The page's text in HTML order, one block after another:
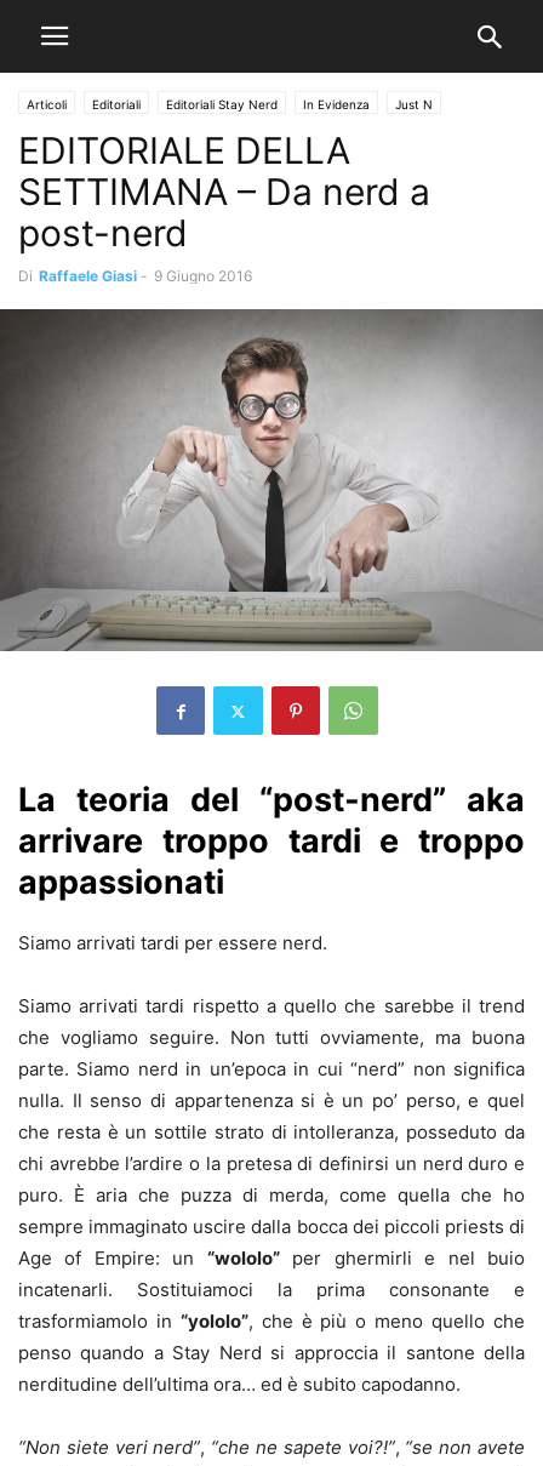
Articoli Editoriali Editoriali Stay Nerd In Evidenza Just N
Nerd Stuff
EDITORIALE DELLA
SETTIMANA – Da nerd a
post-nerd
Di Raffaele Giasi - 9 Giugno 2016
La teoria del “post-nerd” aka
arrivare troppo tardi e troppo
appassionati
Siamo arrivati tardi per essere nerd.
Siamo arrivati tardi rispetto a quello che sarebbe il trend
che vogliamo seguire. Non tutti ovviamente, ma buona
parte. Siamo nerd in un’epoca in cui “nerd” non significa
nulla. Il senso di appartenenza si è un po’ perso, e quel
che resta è un sottile strato di intolleranza, posseduto da
chi avrebbe l’ardire o la pretesa di definirsi un nerd duro e
puro. È aria che puzza di merda, come quella che ho
sempre immaginato uscire dalla bocca dei piccoli priests di
Age of Empire: un “wololo”per ghermirli e nel buio
incatenarli. Sostituiamoci la prima consonante e
trasformiamolo in “yololo”, che è più o meno quello che
penso quando a Stay Nerd si approccia il santone della
nerditudine dell’ultima ora… ed è subito capodanno.
“Non siete veri nerd”, “che ne sapete voi?!”, “se non avete